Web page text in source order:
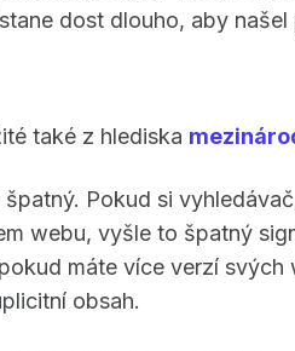
dost dlouho, aby
také z hlediska
Pokud si
webu, vyšle to špatný
máte více verzí
obsah.